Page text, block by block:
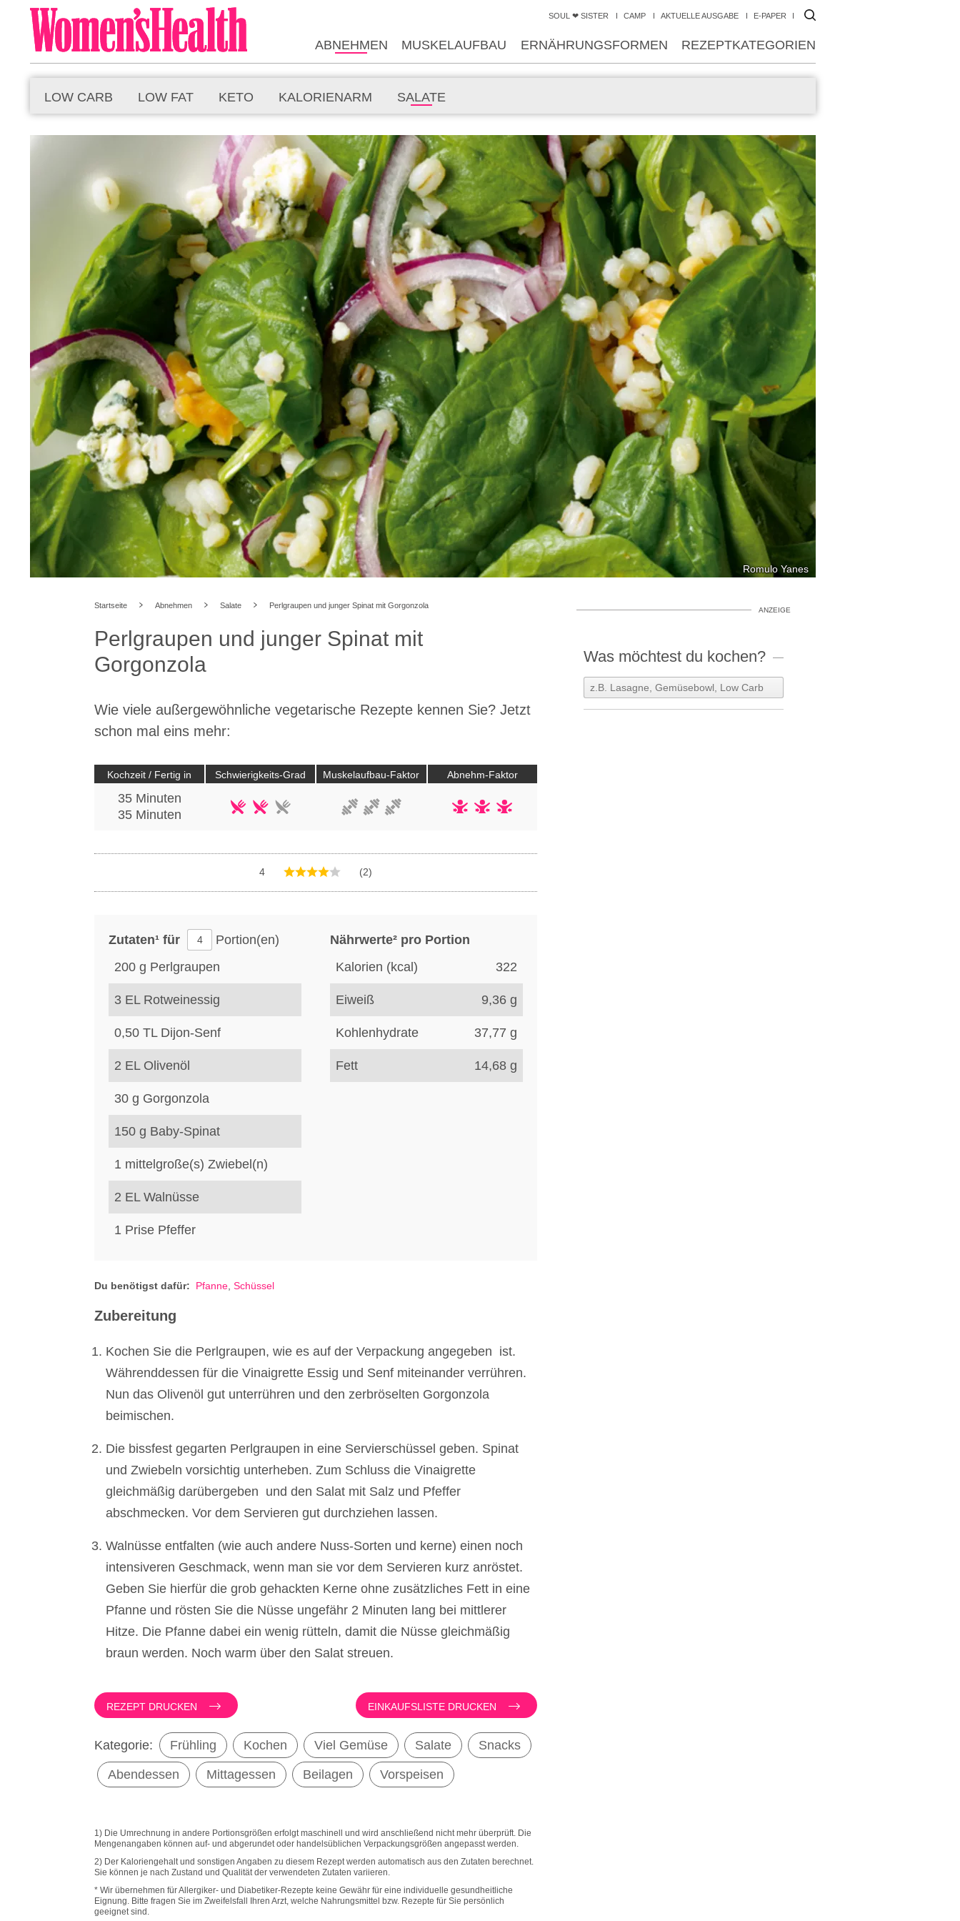
SOUL ❤ SISTER CAMP AKTUELLE AUSGABE E-PAPER
ABNEHMEN MUSKELAUFBAU ERNÄHRUNGSFORMEN REZEPTKATEGORIEN
LOW CARB LOW FAT KETO KALORIENARM SALATE
Romulo Yanes
Startseite Abnehmen Salate Perlgraupen und junger Spinat mit Gorgonzola
Perlgraupen und junger Spinat mit
Gorgonzola
Wie viele außergewöhnliche vegetarische Rezepte kennen Sie? Jetzt
schon mal eins mehr:
Kochzeit / Fertig in Schwierigkeits-Grad Muskelaufbau-Faktor Abnehm-Faktor
35 Minuten
35 Minuten
4 (2)
Zutaten¹ für
Portion(en)
200 g Perlgraupen
3 EL Rotweinessig
0,50 TL Dijon-Senf
2 EL Olivenöl
30 g Gorgonzola
150 g Baby-Spinat
1 mittelgroße(s) Zwiebel(n)
2 EL Walnüsse
1 Prise Pfeffer
Nährwerte² pro Portion
Kalorien (kcal)
322
Eiweiß 9,36 g
Kohlenhydrate 37,77 g
Fett 14,68 g
Du benötigst dafür: Pfanne Schüssel
Zubereitung
Kochen Sie die Perlgraupen, wie es auf der Verpackung angegeben ist.
Währenddessen für die Vinaigrette Essig und Senf miteinander verrühren.
Nun das Olivenöl gut unterrühren und den zerbröselten Gorgonzola
beimischen.
Die bissfest gegarten Perlgraupen in eine Servierschüssel geben. Spinat
und Zwiebeln vorsichtig unterheben. Zum Schluss die Vinaigrette
gleichmäßig darübergeben und den Salat mit Salz und Pfeffer
abschmecken. Vor dem Servieren gut durchziehen lassen.
Walnüsse entfalten (wie auch andere Nuss-Sorten und kerne) einen noch
intensiveren Geschmack, wenn man sie vor dem Servieren kurz anröstet.
Geben Sie hierfür die grob gehackten Kerne ohne zusätzliches Fett in eine
Pfanne und rösten Sie die Nüsse ungefähr 2 Minuten lang bei mittlerer
Hitze. Die Pfanne dabei ein wenig rütteln, damit die Nüsse gleichmäßig
braun werden. Noch warm über den Salat streuen.
REZEPT DRUCKEN EINKAUFSLISTE DRUCKEN
Kategorie: Frühling Kochen Viel Gemüse Salate Snacks
Abendessen Mittagessen Beilagen Vorspeisen
1) Die Umrechnung in andere Portionsgrößen erfolgt maschinell und wird anschließend nicht mehr überprüft. Die
Mengenangaben können auf- und abgerundet oder handelsüblichen Verpackungsgrößen angepasst werden.
2) Der Kaloriengehalt und sonstigen Angaben zu diesem Rezept werden automatisch aus den Zutaten berechnet.
Sie können je nach Zustand und Qualität der verwendeten Zutaten variieren.
* Wir übernehmen für Allergiker- und Diabetiker-Rezepte keine Gewähr für eine individuelle gesundheitliche
Eignung. Bitte fragen Sie im Zweifelsfall Ihren Arzt, welche Nahrungsmittel bzw. Rezepte für Sie persönlich
geeignet sind.
Was möchtest du kochen?